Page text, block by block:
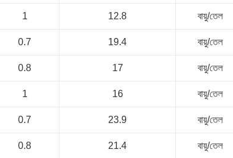
1 12.8 বায়ু/তেল
0.7 19.4 বায়ু/তেল
0.8 17 বায়ু/তেল
1 16 বায়ু/তেল
0.7 23.9 বায়ু/তেল
0.8 21.4 বায়ু/তেল